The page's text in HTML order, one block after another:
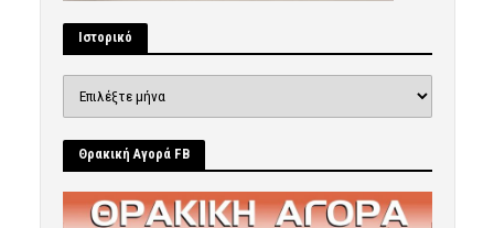
Ιστορικό
Θρακική Αγορά FB